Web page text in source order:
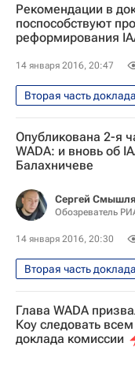
Допинг
РУСАДА
IAAF
Летние
Сборная России по
Рекомендации в
поспособствуют
реформирования
14 января 2016, 20:47
Легкая атлетика
Себастьян Коу
Опубликована 2-я
WADA: и вновь об
Балахничеве
Сергей
Обозреватель
14 января 2016, 20:30
Легкая атлетика
Валентин Балахничев
Допинг
Глава WADA
Коу следовать
доклада комиссии